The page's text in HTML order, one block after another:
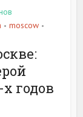
• moscow •
годов